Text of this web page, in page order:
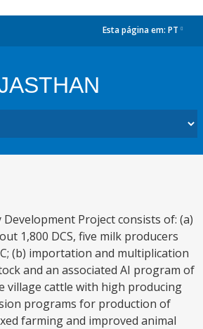
Esta página em: PT
Project consists of: (a)
1,800 DCS, five milk producers
(b) importation and multiplication
and an associated AI program of
village cattle with high producing
programs for production of
farming and improved animal